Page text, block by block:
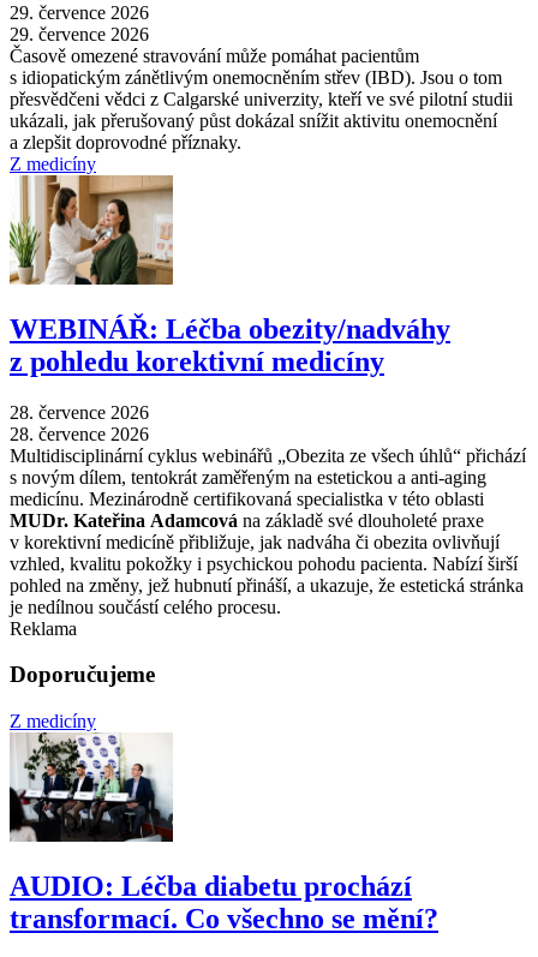
29. července 2026
29. července 2026
Časově omezené stravování může pomáhat pacientům
s idiopatickým zánětlivým onemocněním střev (IBD). Jsou o tom
přesvědčeni vědci z Calgarské univerzity, kteří ve své pilotní studii
ukázali, jak přerušovaný půst dokázal snížit aktivitu onemocnění
a zlepšit doprovodné příznaky.
Z medicíny
WEBINÁŘ: Léčba obezity/nadváhy
z pohledu korektivní medicíny
28. července 2026
28. července 2026
Multidisciplinární cyklus webinářů „Obezita ze všech úhlů“ přichází
s novým dílem, tentokrát zaměřeným na estetickou a anti-aging
medicínu. Mezinárodně certifikovaná specialistka v této oblasti
MUDr. Kateřina Adamcová na základě své dlouholeté praxe
v korektivní medicíně přibližuje, jak nadváha či obezita ovlivňují
vzhled, kvalitu pokožky i psychickou pohodu pacienta. Nabízí širší
pohled na změny, jež hubnutí přináší, a ukazuje, že estetická stránka
je nedílnou součástí celého procesu.
Reklama
Doporučujeme
Z medicíny
AUDIO: Léčba diabetu prochází
transformací. Co všechno se mění?